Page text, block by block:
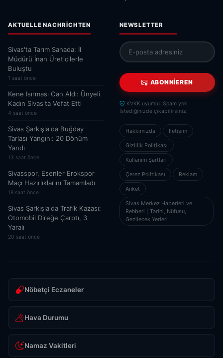
AKTUELLE NACHRICHTEN
Sivas'ta Tarım Sahada: İl
Müdürü İnan Üreticilerle
Buluştu
1 saat önce
Kene Isırması Can Aldı: Ünyeli
Kadın Sivas'ta Vefat Etti
4 saat önce
Sivas Şarkışla'da Buğday
Tarlası Yangını: 20 Dönüm
Yandı
13 saat önce
Sivasspor, Esenler Erokspor
Maçı Hazırlıklarını Tamamladı
18 saat önce
Sivas Şarkışla'da Trafik Kazası:
Otomobil Direğe Çarptı, 3
Yaralı
20 saat önce
NEWSLETTER
ABONNIEREN
KVKK uyumlu. Spam yok.
İstediğinizde çıkabilirsiniz.
Hakkımızda İletişim
Gizlilik Politikası
Kullanım Şartları
Çerez Politikası Reklam
Anket
Sivas Merkez Haberleri ve
Rehberi | Tarihi, Nüfusu,
Gezilecek Yerleri
Nöbetçi Eczaneler
Hava Durumu
Namaz Vakitleri